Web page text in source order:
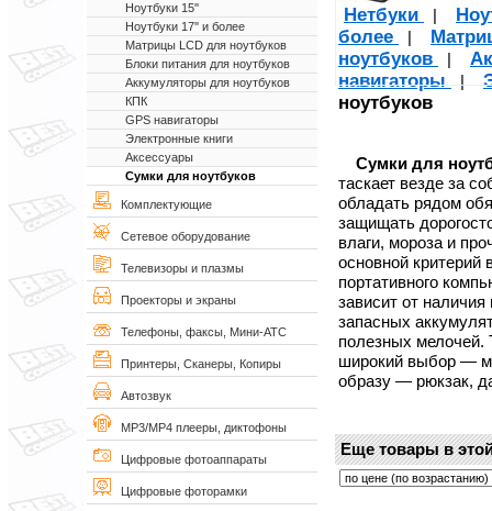
Ноутбуки 15''
Ноутбуки 17'' и более
Матрицы LCD для ноутбуков
Блоки питания для ноутбуков
Аккумуляторы для ноутбуков
КПК
GPS навигаторы
Электронные книги
Аксессуары
Сумки для ноутбуков
Комплектующие
Сетевое оборудование
Телевизоры и плазмы
Проекторы и экраны
Телефоны, факсы, Мини-АТС
Принтеры, Сканеры, Копиры
Автозвук
MP3/MP4 плееры, диктофоны
Цифровые фотоаппараты
Цифровые фоторамки
Нетбуки |
более
|
ноутбуков
|
навигаторы
|
ноутбуков
Сумки для
таскает везде за
обладать рядом
защищать
влаги, мороза и
основной
портативного
зависит от
запасных
полезных мелочей.
широкий выбор —
образу — рюкзак,
Еще товары в